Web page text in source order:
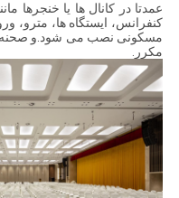
عمدتا در کانال ها یا خنجرها
کنفرانس، ایستگاه ها، مترو،
مسکونی نصب می شود.و صحنه
مکرر.